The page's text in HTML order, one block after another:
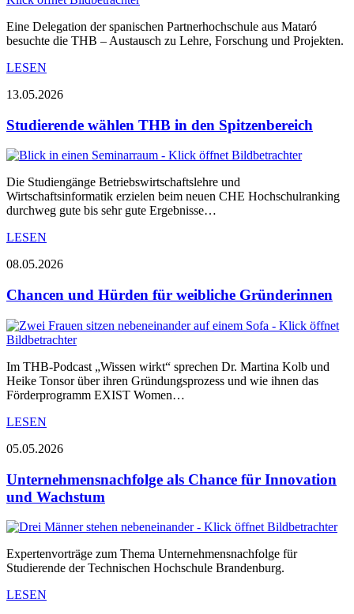
Eine Delegation der spanischen Partnerhochschule aus Mataró
besuchte die THB – Austausch zu Lehre, Forschung und Projekten.
LESEN
13.05.2026
Studierende wählen THB in den Spitzenbereich
Die Studiengänge Betriebswirtschaftslehre und
Wirtschaftsinformatik erzielen beim neuen CHE Hochschulranking
durchweg gute bis sehr gute Ergebnisse…
LESEN
08.05.2026
Chancen und Hürden für weibliche Gründerinnen
Im THB-Podcast „Wissen wirkt“ sprechen Dr. Martina Kolb und
Heike Tonsor über ihren Gründungsprozess und wie ihnen das
Förderprogramm EXIST Women…
LESEN
05.05.2026
Unternehmensnachfolge als Chance für Innovation
und Wachstum
Expertenvorträge zum Thema Unternehmensnachfolge für
Studierende der Technischen Hochschule Brandenburg.
LESEN